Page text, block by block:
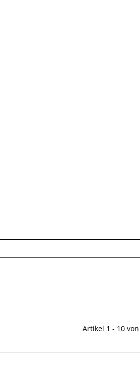
Artikel 1 - 10